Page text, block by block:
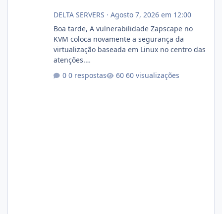
DELTA SERVERS · Agosto 7, 2026 em 12:00
Boa tarde, A vulnerabilidade Zapscape no
KVM coloca novamente a segurança da
virtualização baseada em Linux no centro das
atenções.
https://cloudlinux.statuspage.io/incidents/dlr
xjx23zz5f Criamos uma breve explicação:
0 respostas 60 visualizações